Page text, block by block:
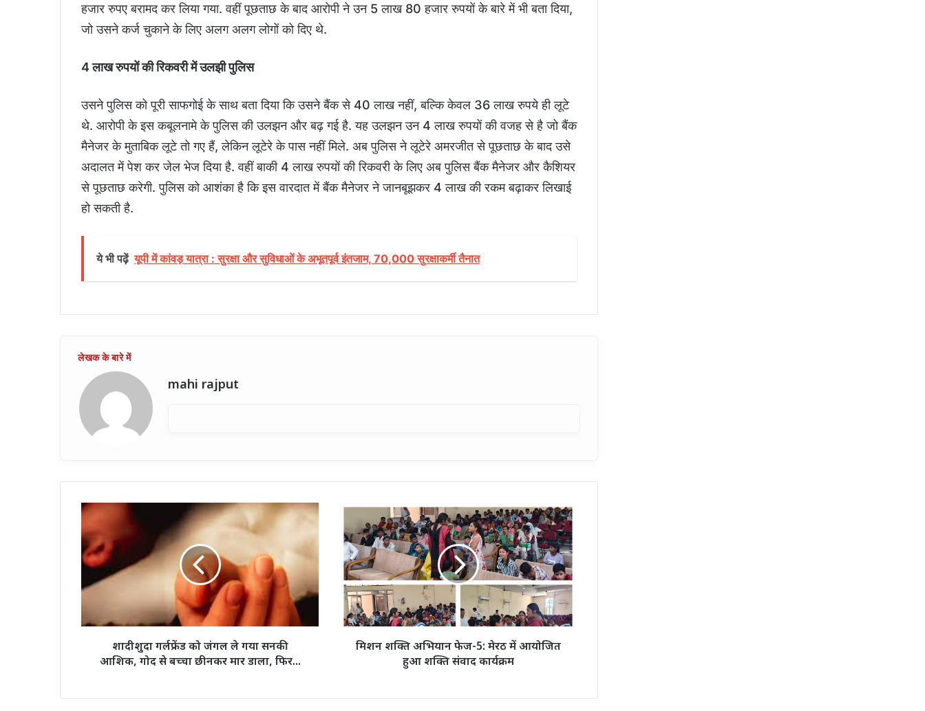
हजार रुपए बरामद कर लिया गया. वहीं पूछताछ के बाद आरोपी ने उन 5 लाख 80 हजार रुपयों के बारे में भी बता दिया,
जो उसने कर्ज चुकाने के लिए अलग अलग लोगों को दिए थे.
4 लाख रुपयों की रिकवरी में उलझी पुलिस
उसने पुलिस को पूरी साफगोई के साथ बता दिया कि उसने बैंक से 40 लाख नहीं, बल्कि केवल 36 लाख रुपये ही लूटे
थे. आरोपी के इस कबूलनामे के पुलिस की उलझन और बढ़ गई है. यह उलझन उन 4 लाख रुपयों की वजह से है जो बैंक
मैनेजर के मुताबिक लूटे तो गए हैं, लेकिन लूटेरे के पास नहीं मिले. अब पुलिस ने लूटेरे अमरजीत से पूछताछ के बाद उसे
अदालत में पेश कर जेल भेज दिया है. वहीं बाकी 4 लाख रुपयों की रिकवरी के लिए अब पुलिस बैंक मैनेजर और कैशियर
से पूछताछ करेगी. पुलिस को आशंका है कि इस वारदात में बैंक मैनेजर ने जानबूझकर 4 लाख की रकम बढ़ाकर लिखाई
हो सकती है.
ये भी पढ़ें यूपी में कांवड़ यात्रा : सुरक्षा और सुविधाओं के अभूतपूर्व इंतजाम, 70,000 सुरक्षाकर्मी तैनात
mahi rajput
शादीशुदा
को
जंगल
ले
गया
सनकी
गोद
छीनकर
डाला,
शादीशुदा गर्लफ्रेंड को जंगल ले गया सनकी
आशिक, गोद से बच्चा छीनकर मार डाला, फिर...
मिशन
अभियान
फेज-5:
मेरठ
आयोजित
हुआ
शक्ति
कार्यक्रममिशन शक्ति अभियान फेज-5: मेरठ में आयोजित
हुआ शक्ति संवाद कार्यक्रम